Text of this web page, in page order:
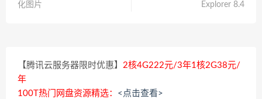
化图片
Explorer 8.4
【腾讯云服务器限时优惠】 2核4G222元/3年1核2G38元/
年
100T热门网盘资源精选： <点击查看>